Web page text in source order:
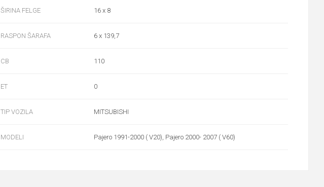
ŠIRINA FELGE 16 x 8
RASPON ŠARAFA 6 x 139,7
CB 110
ET 0
TIP VOZILA MITSUBISHI
MODELI Pajero 1991-2000 ( V20), Pajero 2000- 2007 ( V60)